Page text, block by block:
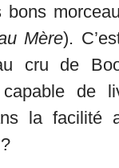
bons
Mère).
cru de
de
la facilité